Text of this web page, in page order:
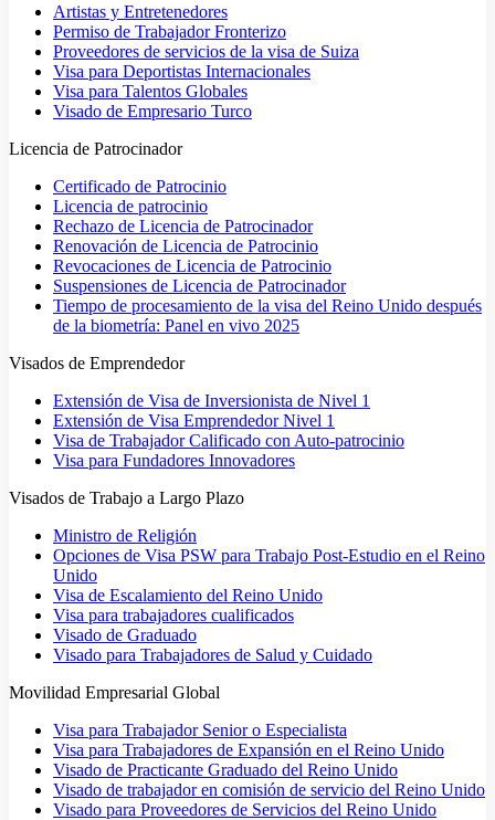
Artistas y Entretenedores
Permiso de Trabajador Fronterizo
Proveedores de servicios de la visa de Suiza
Visa para Deportistas Internacionales
Visa para Talentos Globales
Visado de Empresario Turco
Licencia de Patrocinador
Certificado de Patrocinio
Licencia de patrocinio
Rechazo de Licencia de Patrocinador
Renovación de Licencia de Patrocinio
Revocaciones de Licencia de Patrocinio
Suspensiones de Licencia de Patrocinador
Tiempo de procesamiento de la visa del Reino Unido después
de la biometría: Panel en vivo 2025
Visados de Emprendedor
Extensión de Visa de Inversionista de Nivel 1
Extensión de Visa Emprendedor Nivel 1
Visa de Trabajador Calificado con Auto-patrocinio
Visa para Fundadores Innovadores
Visados de Trabajo a Largo Plazo
Ministro de Religión
Opciones de Visa PSW para Trabajo Post-Estudio en el Reino
Unido
Visa de Escalamiento del Reino Unido
Visa para trabajadores cualificados
Visado de Graduado
Visado para Trabajadores de Salud y Cuidado
Movilidad Empresarial Global
Visa para Trabajador Senior o Especialista
Visa para Trabajadores de Expansión en el Reino Unido
Visado de Practicante Graduado del Reino Unido
Visado de trabajador en comisión de servicio del Reino Unido
Visado para Proveedores de Servicios del Reino Unido